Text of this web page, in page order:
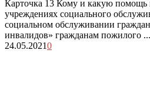
Карточка 13 Кому и какую помощь
учреждениях социального
социальном обслуживании
инвалидов» гражданам пожилого ...
24.05.20210